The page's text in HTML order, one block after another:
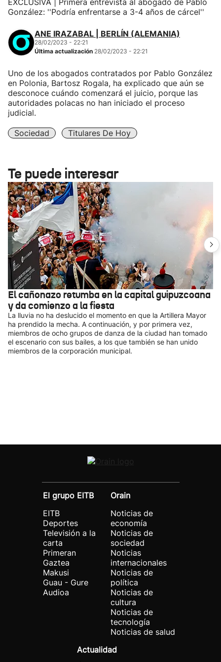
EXCLUSIVA | Primera entrevista al abogado de Pablo
González: ''Podría enfrentarse a 3-4 años de cárcel''
ANE IRAZABAL | BERLÍN (ALEMANIA)
28/02/2023 - 22:21
Última actualización 28/02/2023 - 22:21
Uno de los abogados contratados por Pablo González
en Polonia, Bartosz Rogala, ha explicado que aún se
desconoce cuándo comenzará el juicio, porque las
autoridades polacas no han iniciado el proceso
judicial.
Sociedad Titulares De Hoy
Te puede interesar
El cañonazo retumba en la capital guipuzcoana
y da comienzo a la fiesta
La lluvia no ha deslucido el momento en que la Artillera Mayor
ha prendido la mecha. A continuación, y por primera vez,
miembros de ocho grupos de danza de la ciudad han tomado
el escenario con sus bailes, a los que también se han unido
miembros de la corporación municipal.
El grupo EITB
EITB
Deportes
Televisión a la
carta
Primeran
Gaztea
Makusi
Guau - Gure
Audioa
Orain
Noticias de
economía
Noticias de
sociedad
Noticias
internacionales
Noticias de
política
Noticias de
cultura
Noticias de
tecnología
Noticias de salud
Actualidad